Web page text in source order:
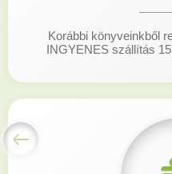
Korábbi könyveinkből
INGYENES szállítás